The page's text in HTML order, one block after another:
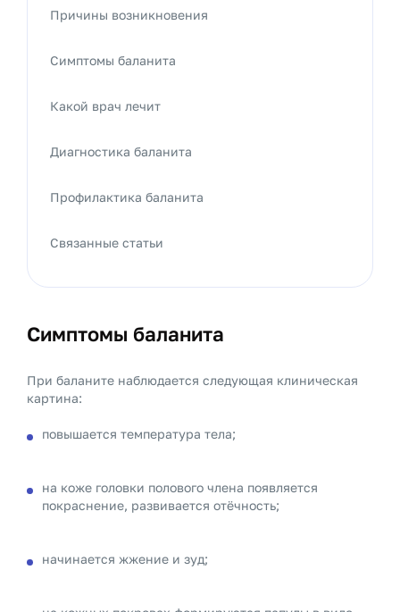
Симптомы баланита
При баланите наблюдается следующая клиническая
картина:
повышается температура тела;
на коже головки полового члена появляется
покраснение, развивается отёчность;
начинается жжение и зуд;
Причины возникновения
Симптомы баланита
Какой врач лечит
Диагностика баланита
Профилактика баланита
Связанные статьи